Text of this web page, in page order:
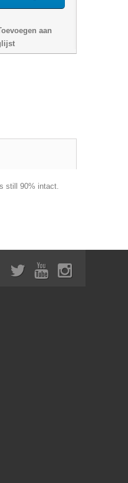
aan
still 90% intact.